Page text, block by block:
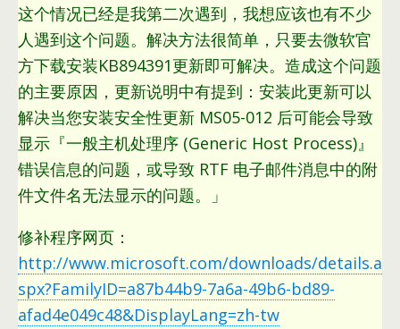
这个情况已经是我第二次遇到，我想应该也有不少
人遇到这个问题。解决方法很简单，只要去微软官
方下载安装KB894391更新即可解决。造成这个问题
的主要原因，更新说明中有提到：安装此更新可以
解决当您安装安全性更新 MS05-012 后可能会导致
显示『一般主机处理序 (Generic Host Process)』
错误信息的问题，或导致 RTF 电子邮件消息中的附
件文件名无法显示的问题。」
修补程序网页：
http://www.microsoft.com/downloads/details.a
spx?FamilyID=a87b44b9-7a6a-49b6-bd89-
afad4e049c48&DisplayLang=zh-tw